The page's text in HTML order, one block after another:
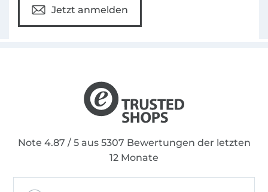
Jetzt anmelden
Note 4.87 / 5 aus 5307 Bewertungen der letzten
12 Monate